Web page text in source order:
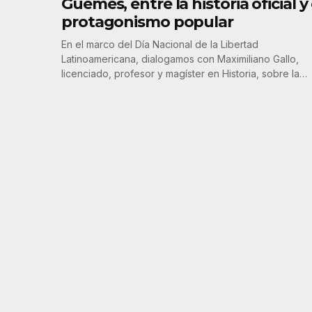
Güemes, entre la historia oficial y
protagonismo popular
En el marco del Día Nacional de la Libertad
Latinoamericana, dialogamos con Maximiliano Gallo,
licenciado, profesor y magíster en Historia, sobre la…